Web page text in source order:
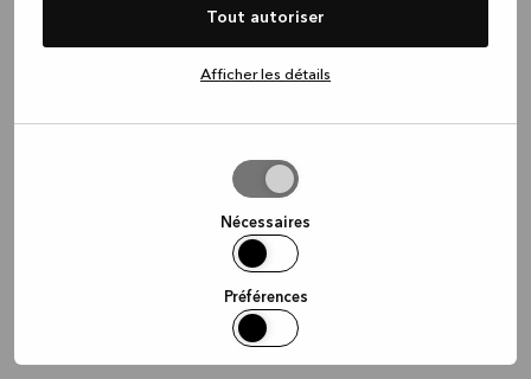
Tout autoriser
Afficher les détails
Nécessaires
Préférences